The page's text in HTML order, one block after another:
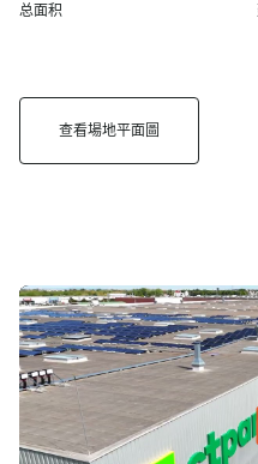
总面积
查看場地平面圖